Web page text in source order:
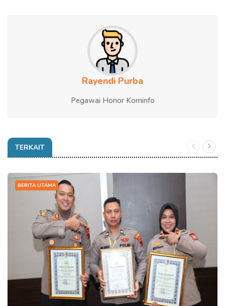
Rayendi Purba
Pegawai Honor Kominfo
TERKAIT
BERITA UTAMA